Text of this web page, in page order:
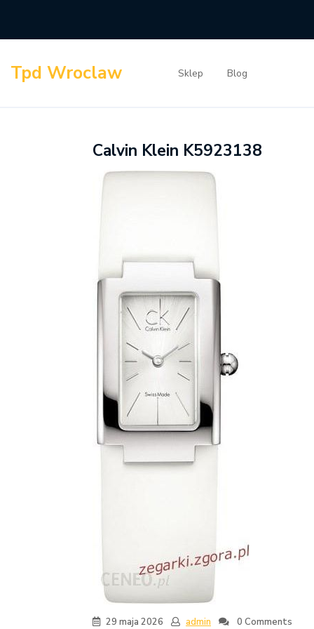
content
Tpd Wroclaw Sklep Blog
Calvin Klein K5923138
29 maja 2026 admin 0 Comments